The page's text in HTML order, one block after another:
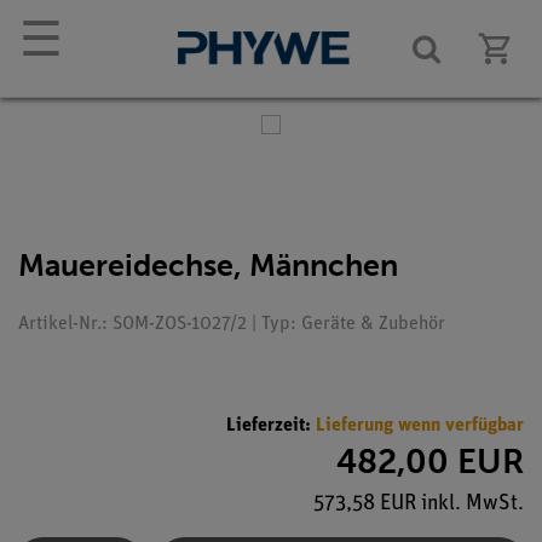
☰
Mauereidechse, Männchen
Artikel-Nr.: SOM-ZOS-1027/2 | Typ: Geräte & Zubehör
Lieferzeit: Lieferung wenn verfügbar
482,00 EUR
573,58 EUR inkl. MwSt.